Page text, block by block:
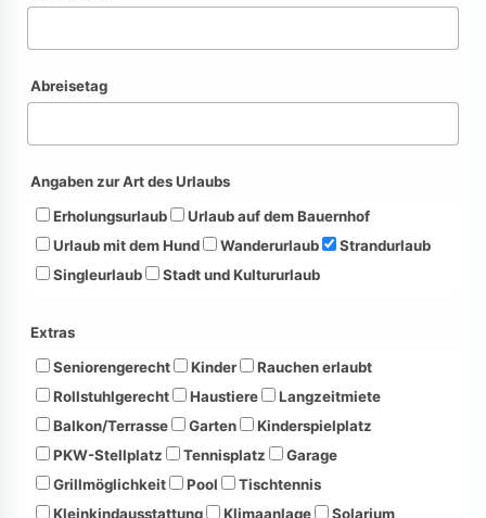
Abreisetag
Angaben zur Art des Urlaubs
Erholungsurlaub
Urlaub auf dem Bauernhof
Urlaub mit dem Hund
Wanderurlaub
Strandurlaub
Singleurlaub
Stadt und Kultururlaub
Extras
Seniorengerecht
Kinder
Rauchen erlaubt
Rollstuhlgerecht
Haustiere
Langzeitmiete
Balkon/Terrasse
Garten
Kinderspielplatz
PKW-Stellplatz
Tennisplatz
Garage
Grillmöglichkeit
Pool
Tischtennis
Kleinkindausstattung
Klimaanlage
Solarium